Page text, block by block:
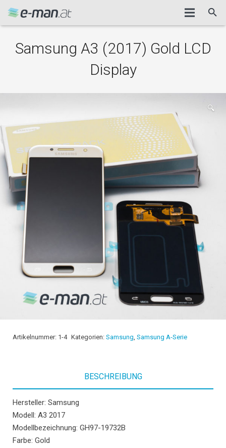
Samsung A3 (2017) Gold LCD
Display
🔍
Artikelnummer: 1-4 Kategorien: Samsung, Samsung A-Serie
BESCHREIBUNG
Hersteller: Samsung
Modell: A3 2017
Modellbezeichnung: GH97-19732B
Farbe: Gold